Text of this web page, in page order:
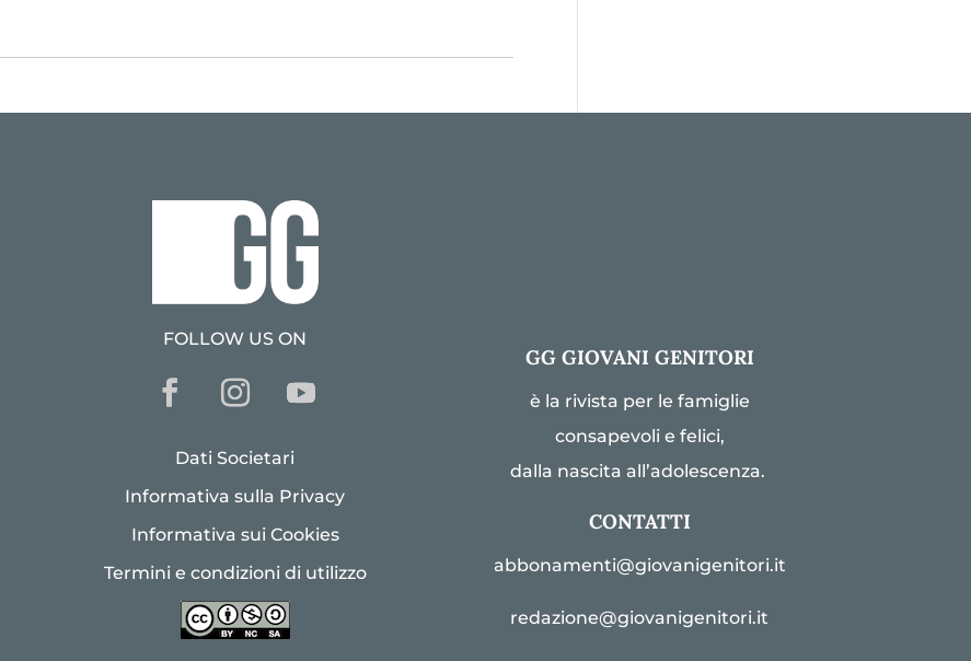
FOLLOW US ON
Dati Societari
Informativa sulla Privacy
Informativa sui Cookies
Termini e condizioni di utilizzo
GG GIOVANI GENITORI
è la rivista per le famiglie
consapevoli e felici,
dalla nascita all’adolescenza.
CONTATTI
abbonamenti@giovanigenitori.it
redazione@giovanigenitori.it